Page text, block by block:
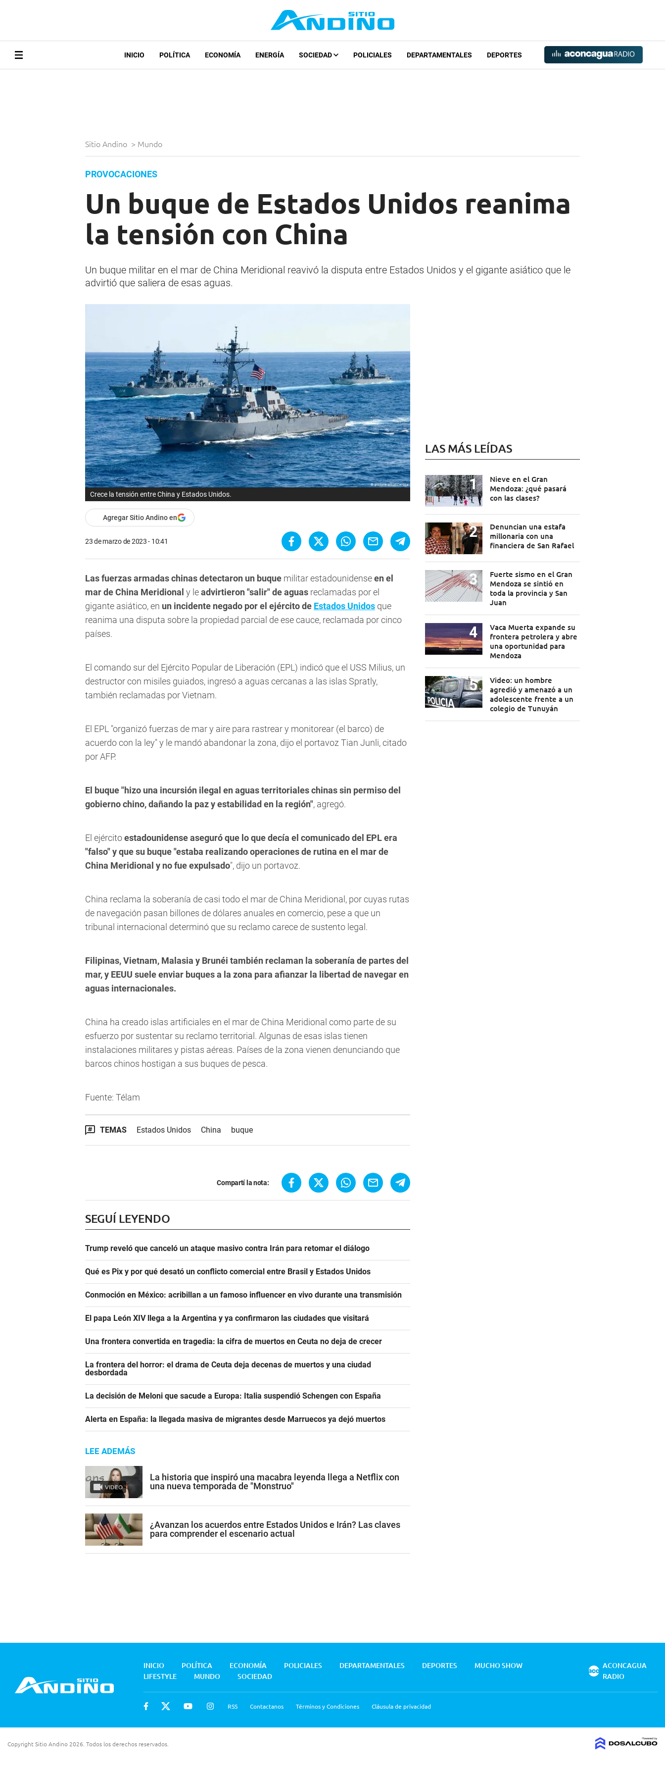
INICIO POLÍTICA ECONOMÍA ENERGÍA SOCIEDAD POLICIALES DEPARTAMENTALES DEPORTES
Sitio Andino > Mundo
PROVOCACIONES
Un buque de Estados Unidos reanima
la tensión con China
Un buque militar en el mar de China Meridional reavivó la disputa entre Estados Unidos y el gigante asiático que le
advirtió que saliera de esas aguas.
Crece la tensión entre China y Estados Unidos.
Agregar Sitio Andino en
23 de marzo de 2023 - 10:41
Las fuerzas armadas chinas detectaron un buque militar estadounidenseen el
mar deChina Meridional y leadvirtieron "salir" de aguas reclamadas por el
gigante asiático, en un incidente negado por el ejército de Estados Unidos que
reanima una disputa sobre la propiedad parcial de ese cauce, reclamada por cinco
países.
El comando sur del Ejército Popular de Liberación (EPL) indicó que el USS Milius, un
destructor con misiles guiados, ingresó a aguas cercanas a las islas Spratly,
también reclamadas por Vietnam.
El EPL "organizó fuerzas de mar y aire para rastrear y monitorear (el barco) de
acuerdo con la ley" y le mandó abandonar la zona, dijo el portavoz Tian Junli, citado
por AFP.
El buque "hizo una incursión ilegal en aguas territoriales chinas sin permiso del
gobierno chino, dañando la paz y estabilidad en la región", agregó.
El ejércitoestadounidense aseguró que lo que decía el comunicado del EPL era
"falso" y que su buque "estaba realizando operaciones de rutina en el mar de
China Meridional y no fue expulsado", dijo un portavoz.
China reclama la soberanía de casi todo el mar de China Meridional, por cuyas rutas
de navegación pasan billones de dólares anuales en comercio, pese a que un
tribunal internacional determinó que su reclamo carece de sustento legal.
Filipinas, Vietnam, Malasia y Brunéi también reclaman la soberanía de partes del
mar, y EEUU suele enviar buques a la zona para afianzar la libertad de navegar en
aguas internacionales.
China ha creado islas artificiales en el mar de China Meridional como parte de su
esfuerzo por sustentar su reclamo territorial. Algunas de esas islas tienen
instalaciones militares y pistas aéreas. Países de la zona vienen denunciando que
barcos chinos hostigan a sus buques de pesca.
Fuente: Télam
TEMAS Estados Unidos China buque
Compartí la nota:
SEGUÍ LEYENDO
Trump reveló que canceló un ataque masivo contra Irán para retomar el diálogo
Qué es Pix y por qué desató un conflicto comercial entre Brasil y Estados Unidos
Conmoción en México: acribillan a un famoso influencer en vivo durante una transmisión
El papa León XIV llega a la Argentina y ya confirmaron las ciudades que visitará
Una frontera convertida en tragedia: la cifra de muertos en Ceuta no deja de crecer
La frontera del horror: el drama de Ceuta deja decenas de muertos y una ciudad
desbordada
La decisión de Meloni que sacude a Europa: Italia suspendió Schengen con España
Alerta en España: la llegada masiva de migrantes desde Marruecos ya dejó muertos
LEE ADEMÁS
VIDEO
La historia que inspiró una macabra leyenda llega a Netflix con
una nueva temporada de "Monstruo"
¿Avanzan los acuerdos entre Estados Unidos e Irán? Las claves
para comprender el escenario actual
LAS MÁS LEÍDAS
Nieve en el Gran
Mendoza: ¿qué pasará
con las clases?
Denuncian una estafa
millonaria con una
financiera de San Rafael
Fuerte sismo en el Gran
Mendoza se sintió en
toda la provincia y San
Juan
Vaca Muerta expande su
frontera petrolera y abre
una oportunidad para
Mendoza
Video: un hombre
agredió y amenazó a un
adolescente frente a un
colegio de Tunuyán
INICIO POLÍTICA ECONOMÍA POLICIALES DEPARTAMENTALES DEPORTES
MUCHO SHOW
LIFESTYLE
MUNDO SOCIEDAD
RSS Contactanos Términos y Condiciones Cláusula de privacidad
ACONCAGUA
RADIO
Copyright Sitio Andino 2026. Todos los derechos reservados.